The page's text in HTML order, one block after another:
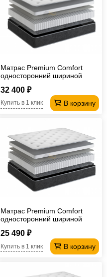
Матрас Premium Comfort
односторонний шириной
32 400 ₽
В корзину
Купить в 1 клик
Матрас Premium Comfort
односторонний шириной
25 490 ₽
В корзину
Купить в 1 клик